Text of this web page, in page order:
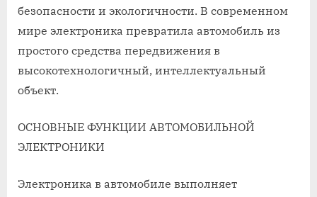
безопасности и экологичности. В современном
мире электроника превратила автомобиль из
простого средства передвижения в
высокотехнологичный, интеллектуальный
объект.
ОСНОВНЫЕ ФУНКЦИИ АВТОМОБИЛЬНОЙ
ЭЛЕКТРОНИКИ
Электроника в автомобиле выполняет